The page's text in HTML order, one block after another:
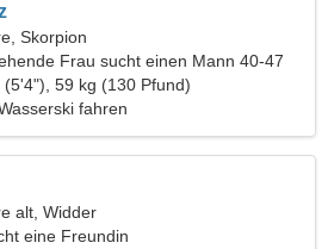
Skorpion
Frau sucht einen Mann 40-47
(5'4"), 59 kg (130 Pfund)
fahren
alt, Widder
eine Freundin